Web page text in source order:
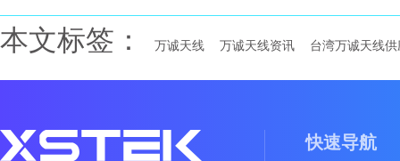
本文标签： 万诚天线 万诚天线资讯 台湾万诚天线
快速导航